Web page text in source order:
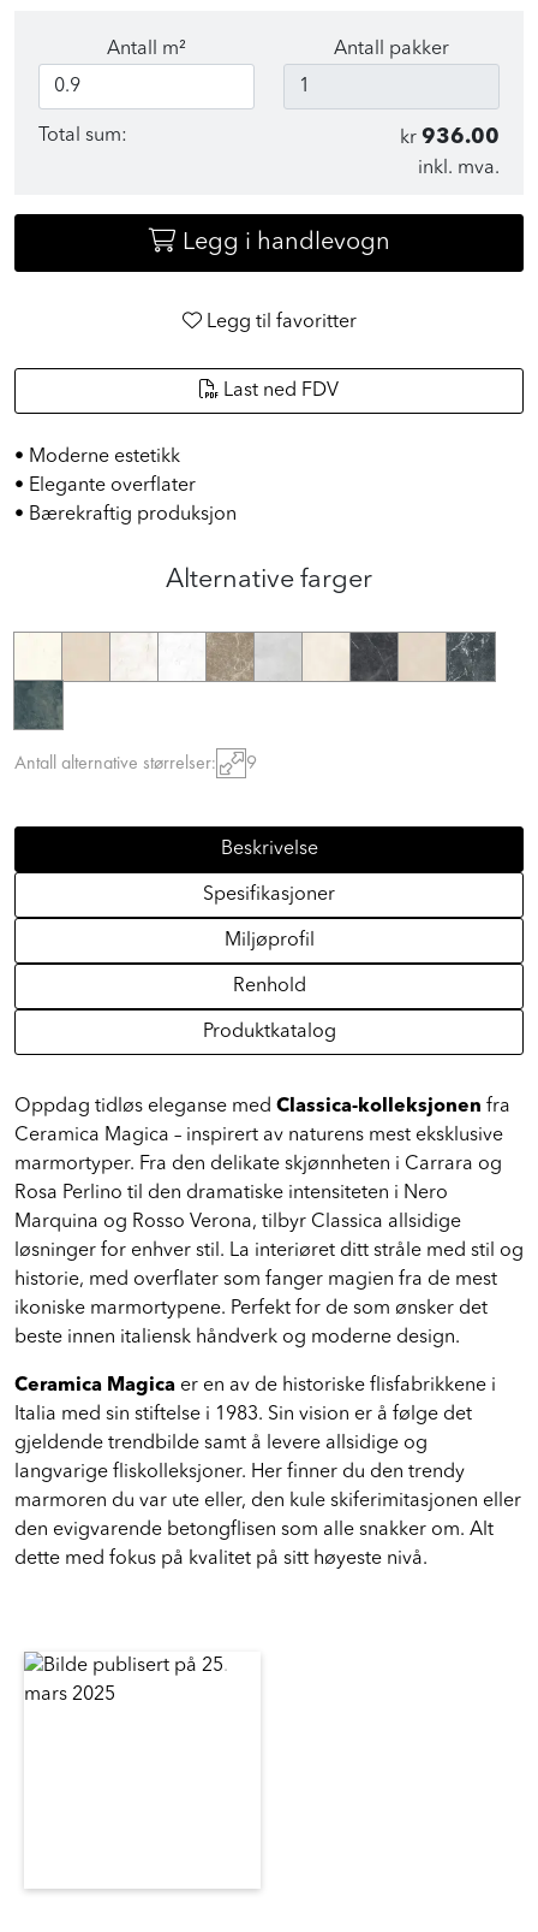
Antall m² Antall pakker
Total sum: kr 936.00
inkl. mva.
Legg i handlevogn
Legg til favoritter
Last ned FDV
• Moderne estetikk
• Elegante overflater
• Bærekraftig produksjon
Alternative farger
Antall alternative størrelser: 9
Beskrivelse
Spesifikasjoner
Miljøprofil
Renhold
Produktkatalog
Oppdag tidløs eleganse med Classica-kolleksjonen fra
Ceramica Magica – inspirert av naturens mest eksklusive
marmortyper. Fra den delikate skjønnheten i Carrara og
Rosa Perlino til den dramatiske intensiteten i Nero
Marquina og Rosso Verona, tilbyr Classica allsidige
løsninger for enhver stil. La interiøret ditt stråle med stil og
historie, med overflater som fanger magien fra de mest
ikoniske marmortypene. Perfekt for de som ønsker det
beste innen italiensk håndverk og moderne design.
Ceramica Magica er en av de historiske flisfabrikkene i
Italia med sin stiftelse i 1983. Sin vision er å følge det
gjeldende trendbilde samt å levere allsidige og
langvarige fliskolleksjoner. Her finner du den trendy
marmoren du var ute eller, den kule skiferimitasjonen eller
den evigvarende betongflisen som alle snakker om. Alt
dette med fokus på kvalitet på sitt høyeste nivå.